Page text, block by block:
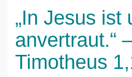
„In Jesus ist
anvertraut.“
Timotheus